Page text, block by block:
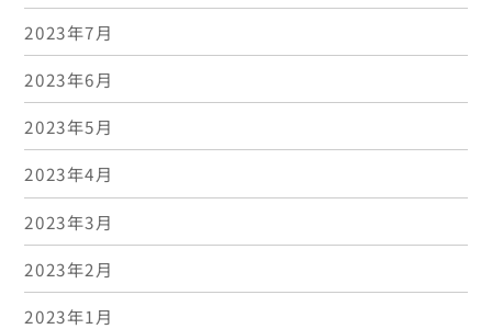
2023年7月
2023年6月
2023年5月
2023年4月
2023年3月
2023年2月
2023年1月